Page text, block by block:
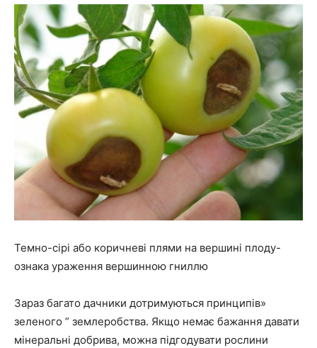
Темно-сірі або коричневі плями на вершині плоду-
ознака ураження вершинною гниллю
Зараз багато дачники дотримуються принципів»
зеленого ” землеробства. Якщо немає бажання давати
мінеральні добрива, можна підгодувати рослини